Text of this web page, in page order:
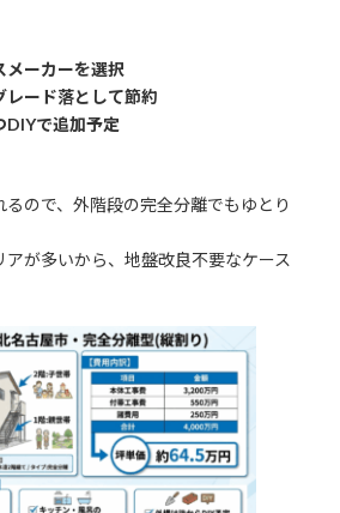
メーカーを選択
レード落として節約
DIYで追加予定
ので、外階段の完全分離でもゆとり
が多いから、地盤改良不要なケース